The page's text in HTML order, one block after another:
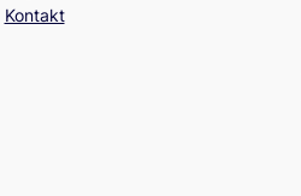
Kontakt